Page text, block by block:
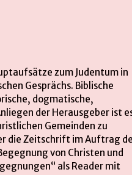
zum Judentum in
Gesprächs. Biblische
dogmatische,
der Herausgeber ist
Gemeinden zu
die Zeitschrift im Auftrag
von Christen und
als Reader mit